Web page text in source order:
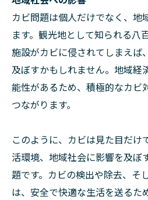
カビ問題は個人だけでなく、地
ます。観光地として知られる八
施設がカビに侵されてしまえば
及ぼすかもしれません。地域経
能性があるため、積極的なカビ
つながります。
このように、カビは見た目だけ
活環境、地域社会に影響を及ぼ
題です。カビの検出や除去、そ
は、安全で快適な生活を送るた